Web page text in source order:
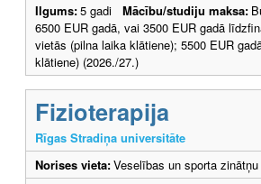
Ilgums:5 gadi Mācību/studiju maksa:
6500 EUR gadā, vai 3500 EUR gadā
vietās (pilna laika klātiene); 5500 EUR
klātiene) (2026./27.)
Fizioterapija
Rīgas Stradiņa universitāte
Norises vieta:Veselības un sporta